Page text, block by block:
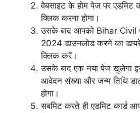
वेबसाइट के होम पेज पर एडमिट
क्लिक करना होगा।
उसके बाद आपको Bihar
2024 डाउनलोड करने का
क्लिक करें।
उसके बाद एक नया पेज खुलेगा
आवेदन संख्या और जन्म तिथि
होगा।
सबमिट करते ही एडमिट कार्ड